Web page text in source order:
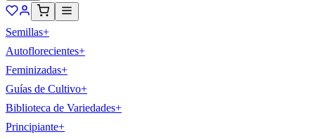
Semillas+
Autoflorecientes+
Feminizadas+
Guías de Cultivo+
Biblioteca de Variedades+
Principiante+